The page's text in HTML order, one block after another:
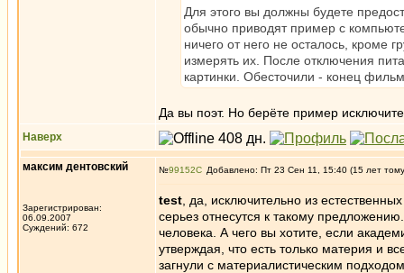
Для этого вы должны будете
обычно приводят пример с
ничего от него не осталось, кроме
измерять их. После отключения
картинки. Обесточили - конец
Да вы поэт. Но берёте пример
Наверх
максим дентовский
Зарегистрирован:
06.09.2007
Суждений: 672
№99152 Добавлено: Пт 23 Сен 11, 15:40 (15 лет
test , да, исключительно из
серьез отнесутся к такому
человека. А чего вы хотите, если
утверждая, что есть только материя и
загнули с материалистическим